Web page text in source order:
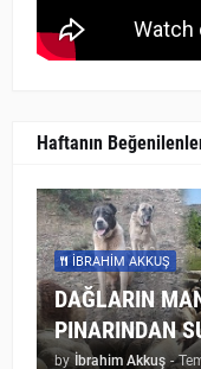
Haftanın
İBRAHIM AKKUŞ
DAĞLARIN
PINARINDAN
by İbrahim Akkuş -